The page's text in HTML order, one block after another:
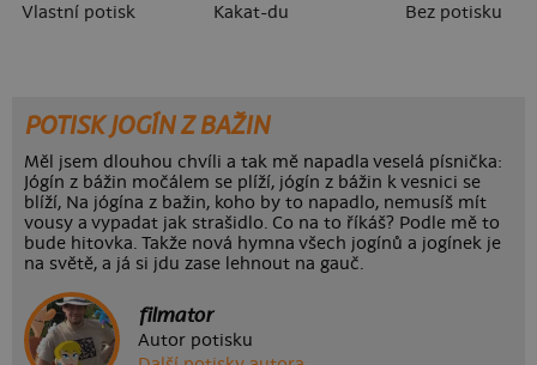
Vlastní potisk Kakat-du Bez potisku
POTISK JOGÍN Z BAŽIN
Měl jsem dlouhou chvíli a tak mě napadla veselá písnička:
Jógín z bážin močálem se plíží, jógín z bážin k vesnici se
blíží, Na jógína z bažin, koho by to napadlo, nemusíš mít
vousy a vypadat jak strašidlo. Co na to říkáš? Podle mě to
bude hitovka. Takže nová hymna všech jogínů a jogínek je
na světě, a já si jdu zase lehnout na gauč.
filmator
Autor potisku